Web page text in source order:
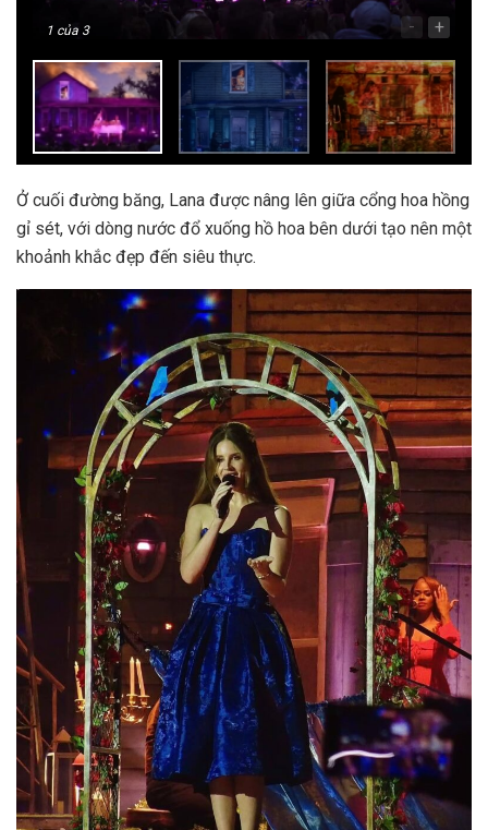
1 của 3 - +
Ở cuối đường băng, Lana được nâng lên giữa cổng hoa hồng
gỉ sét, với dòng nước đổ xuống hồ hoa bên dưới tạo nên một
khoảnh khắc đẹp đến siêu thực.